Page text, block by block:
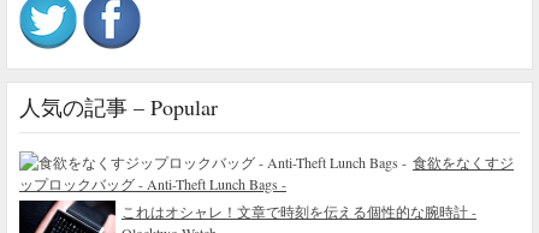
人気の記事 – Popular
食欲をなくすジ
ップロックバッグ - Anti-Theft Lunch Bags -
これはオシャレ！文章で時刻を伝える個性的な腕時計 -